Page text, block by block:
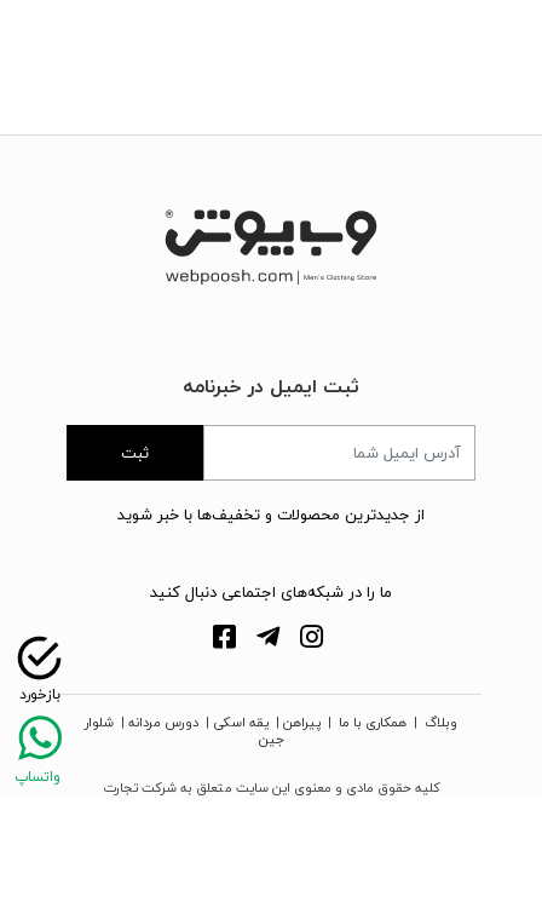
ثبت ایمیل در خبرنامه
ثبت
از جدیدترین محصولات و تخفیف‌ها با خبر شوید
ما را در شبکه‌های اجتماعی دنبال کنید
وبلاگ | همکاری با ما | پیراهن | یقه اسکی | دورس مردانه | شلوار
جین
کلیه حقوق مادی و معنوی این سایت متعلق به شرکت تجارت